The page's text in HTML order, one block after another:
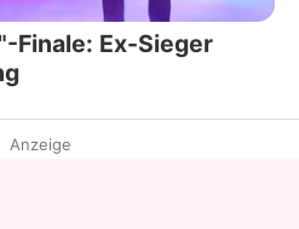
Finale: Ex-Sieger
Anzeige